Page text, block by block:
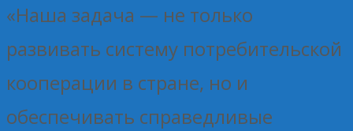
«Наша задача — не только
развивать систему потребительской
кооперации в стране, но и
обеспечивать справедливые